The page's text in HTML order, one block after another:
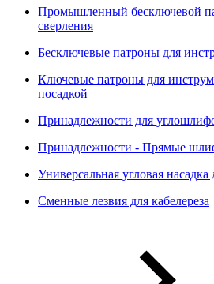
Промышленный бесключевой
сверления
Бесключевые патроны для
Ключевые патроны для
посадкой
Принадлежности для
Принадлежности - Прямые
Универсальная угловая насадка
Сменные лезвия для кабелереза